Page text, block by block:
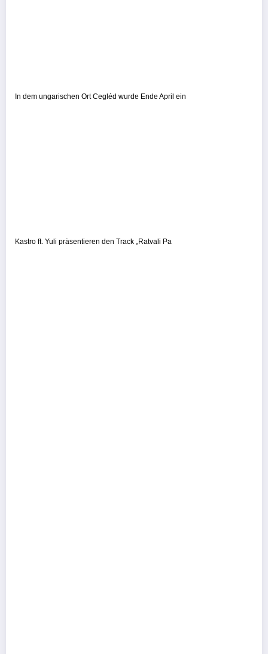
In dem ungarischen Ort Cegléd wurde Ende April ein
Kastro ft. Yuli präsentieren den Track „Ratvali Pa